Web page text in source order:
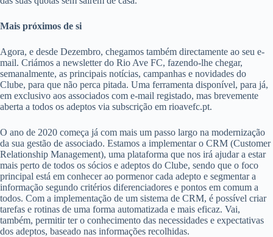
Mais próximos de si
Agora, e desde Dezembro, chegamos também directamente ao seu e-
mail. Criámos a newsletter do Rio Ave FC, fazendo-lhe chegar,
semanalmente, as principais notícias, campanhas e novidades do
Clube, para que não perca pitada. Uma ferramenta disponível, para já,
em exclusivo aos associados com e-mail registado, mas brevemente
aberta a todos os adeptos via subscrição em rioavefc.pt.
O ano de 2020 começa já com mais um passo largo na modernização
da sua gestão de associado. Estamos a implementar o CRM (Customer
Relationship Management), uma plataforma que nos irá ajudar a estar
mais perto de todos os sócios e adeptos do Clube, sendo que o foco
principal está em conhecer ao pormenor cada adepto e segmentar a
informação segundo critérios diferenciadores e pontos em comum a
todos. Com a implementação de um sistema de CRM, é possível criar
tarefas e rotinas de uma forma automatizada e mais eficaz. Vai,
também, permitir ter o conhecimento das necessidades e expectativas
dos adeptos, baseado nas informações recolhidas.